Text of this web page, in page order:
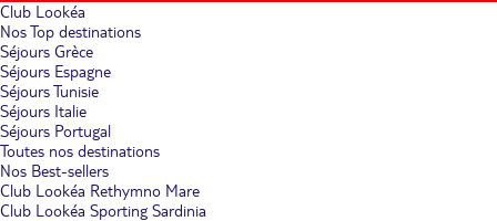
Club Lookéa
Nos Top destinations
Séjours Grèce
Séjours Espagne
Séjours Tunisie
Séjours Italie
Séjours Portugal
Toutes nos destinations
Nos Best-sellers
Club Lookéa Rethymno Mare
Club Lookéa Sporting Sardinia